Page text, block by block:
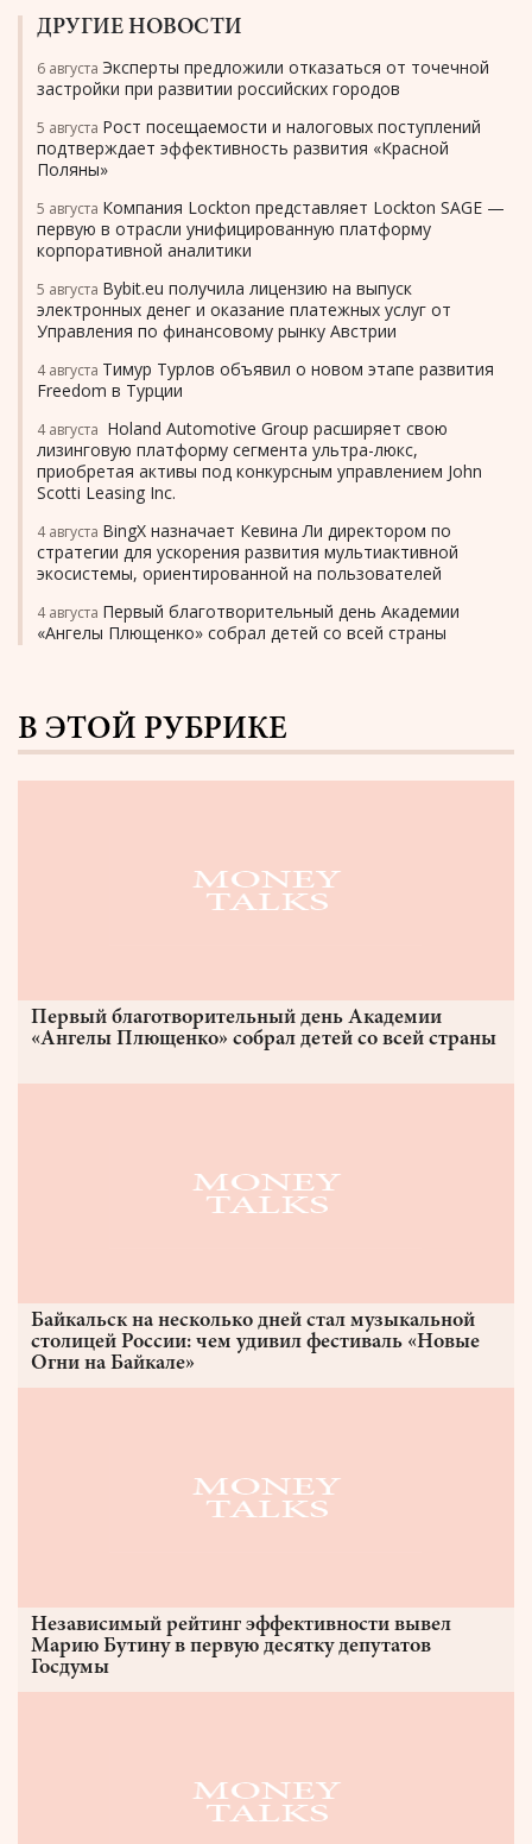
ДРУГИЕ НОВОСТИ
6 августа Эксперты предложили отказаться от точечной
застройки при развитии российских городов
5 августа Рост посещаемости и налоговых поступлений
подтверждает эффективность развития «Красной
Поляны»
5 августа Компания Lockton представляет Lockton SAGE —
первую в отрасли унифицированную платформу
корпоративной аналитики
5 августа Bybit.eu получила лицензию на выпуск
электронных денег и оказание платежных услуг от
Управления по финансовому рынку Австрии
4 августа Тимур Турлов объявил о новом этапе развития
Freedom в Турции
4 августа Holand Automotive Group расширяет свою
лизинговую платформу сегмента ультра-люкс,
приобретая активы под конкурсным управлением John
Scotti Leasing Inc.
4 августа BingX назначает Кевина Ли директором по
стратегии для ускорения развития мультиактивной
экосистемы, ориентированной на пользователей
4 августа Первый благотворительный день Академии
«Ангелы Плющенко» собрал детей со всей страны
В ЭТОЙ РУБРИКЕ
Первый благотворительный день Академии
«Ангелы Плющенко» собрал детей со всей страны
Байкальск на несколько дней стал музыкальной
столицей России: чем удивил фестиваль «Новые
Огни на Байкале»
Независимый рейтинг эффективности вывел
Марию Бутину в первую десятку депутатов
Госдумы